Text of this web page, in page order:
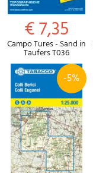
€ 7,35
Campo Tures - Sand in
Taufers T036
-5%